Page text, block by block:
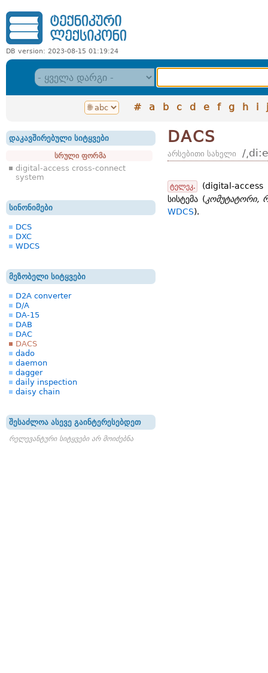
DB version: 2023-08-15 01:19:24
# a b c d e f g h i j
დაკავშირებული სიტყვები
სრული ფორმა
digital-access cross-connect
system
სინონიმები
DCS
DXC
WDCS
მეზობელი სიტყვები
D2A converter
D/A
DA-15
DAB
DAC
DACS
dado
daemon
dagger
daily inspection
daisy chain
შესაძლოა ასევე გაინტერესებდეთ
რელევანტური სიტყვები არ მოიძებნა
DACS
არსებითი სახელი /
ტელეკ.
(digital-access
სისტემა (კომუტატორი,
WDCS).